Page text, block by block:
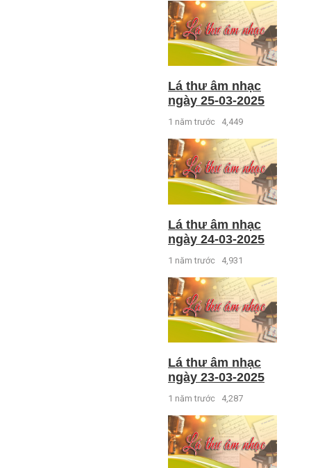
Lá thư âm nhạc
ngày 25-03-2025
1 năm trước 4,449
Lá thư âm nhạc
ngày 24-03-2025
1 năm trước 4,931
Lá thư âm nhạc
ngày 23-03-2025
1 năm trước 4,287